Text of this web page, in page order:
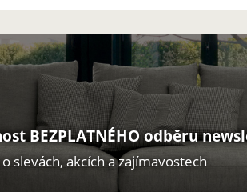
BEZPLATNÉHO odběru
slevách, akcích a zajímavostech